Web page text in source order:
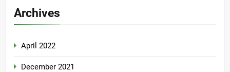
Archives
April 2022
December 2021